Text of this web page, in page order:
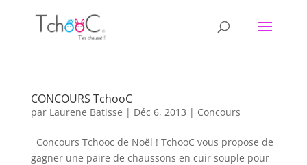
CONCOURS TchooC
par Laurene Batisse | Déc 6, 2013 | Concours
Concours Tchooc de Noël ! TchooC vous propose de
gagner une paire de chaussons en cuir souple pour